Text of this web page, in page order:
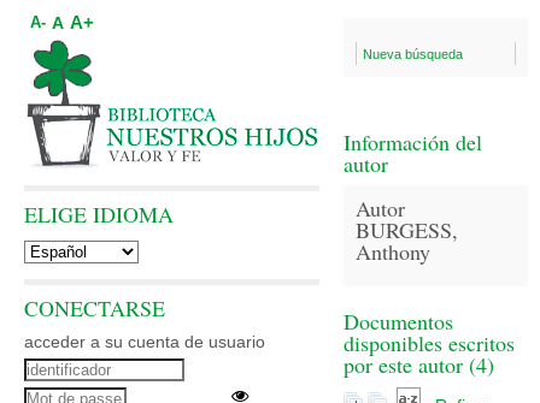
Nueva búsqueda
Información del
autor
Autor
BURGESS,
Anthony
Documentos
disponibles escritos
por este autor (4)
A- A A+
ELIGE IDIOMA
CONECTARSE
acceder a su cuenta de usuario